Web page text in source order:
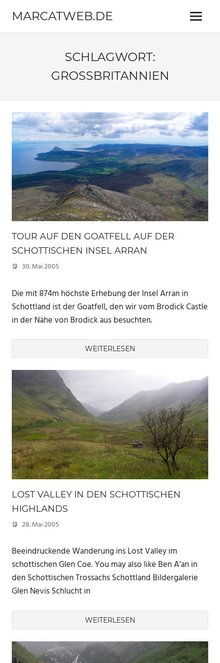
Inhalt
springen
MARCATWEB.DE
Fotografie
Menü
SCHLAGWORT:
GROSSBRITANNIEN
TOUR AUF DEN GOATFELL AUF DER
SCHOTTISCHEN INSEL ARRAN
30. Mai 2005
Die mit 874m höchste Erhebung der Insel Arran in
Schottland ist der Goatfell, den wir vom Brodick Castle
in der Nähe von Brodick aus besuchten.
WEITERLESEN
LOST VALLEY IN DEN SCHOTTISCHEN
HIGHLANDS
28. Mai 2005
Beeindruckende Wanderung ins Lost Valley im
schottischen Glen Coe. You may also like Ben A’an in
den Schottischen Trossachs Schottland Bildergalerie
Glen Nevis Schlucht in
WEITERLESEN